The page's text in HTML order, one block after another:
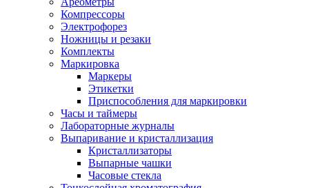
Компрессоры
Электрофорез
Ножницы и резаки
Комплекты
Маркировка
Маркеры
Этикетки
Приспособления для маркировки
Часы и таймеры
Лабораторные журналы
Выпаривание и кристаллизация
Кристаллизаторы
Выпарные чашки
Часовые стекла